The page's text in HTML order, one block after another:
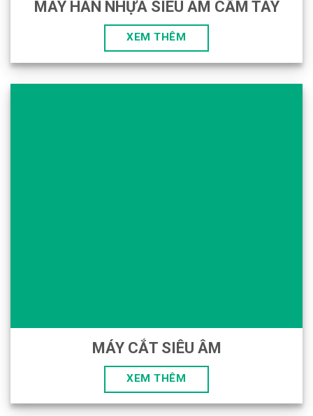
MÁY HÀN NHỰA SIÊU ÂM CẦM TAY
XEM THÊM
MÁY CẮT SIÊU ÂM
XEM THÊM